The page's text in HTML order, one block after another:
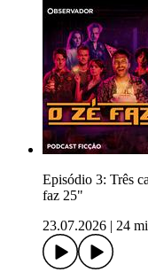
Episódio 3: Três
faz 25"
23.07.2026
24